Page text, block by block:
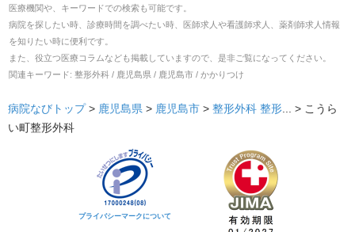
医療機関や、キーワードでの検索も可能です。
病院を探したい時、診療時間を調べたい時、医師求人や看護師求人、薬剤師求人情報
を知りたい時に便利です。
また、役立つ医療コラムなども掲載していますので、是非ご覧になってください。
関連キーワード: 整形外科 / 鹿児島県 / 鹿児島市 / かかりつけ
病院なびトップ > 鹿児島県 > 鹿児島市 > 整形外科 整形... > こうら
い町整形外科
プライバシーマークについて